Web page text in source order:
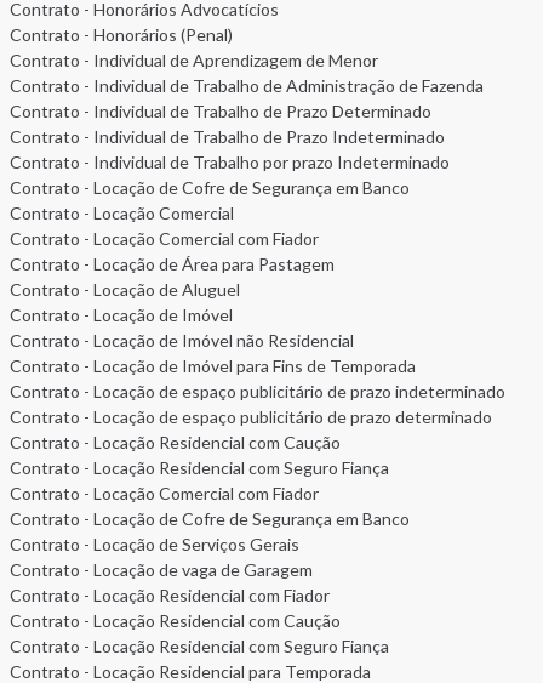
Contrato - Honorários Advocatícios
Contrato - Honorários (Penal)
Contrato - Individual de Aprendizagem de Menor
Contrato - Individual de Trabalho de Administração de Fazenda
Contrato - Individual de Trabalho de Prazo Determinado
Contrato - Individual de Trabalho de Prazo Indeterminado
Contrato - Individual de Trabalho por prazo Indeterminado
Contrato - Locação de Cofre de Segurança em Banco
Contrato - Locação Comercial
Contrato - Locação Comercial com Fiador
Contrato - Locação de Área para Pastagem
Contrato - Locação de Aluguel
Contrato - Locação de Imóvel
Contrato - Locação de Imóvel não Residencial
Contrato - Locação de Imóvel para Fins de Temporada
Contrato - Locação de espaço publicitário de prazo indeterminado
Contrato - Locação de espaço publicitário de prazo determinado
Contrato - Locação Residencial com Caução
Contrato - Locação Residencial com Seguro Fiança
Contrato - Locação Comercial com Fiador
Contrato - Locação de Cofre de Segurança em Banco
Contrato - Locação de Serviços Gerais
Contrato - Locação de vaga de Garagem
Contrato - Locação Residencial com Fiador
Contrato - Locação Residencial com Caução
Contrato - Locação Residencial com Seguro Fiança
Contrato - Locação Residencial para Temporada